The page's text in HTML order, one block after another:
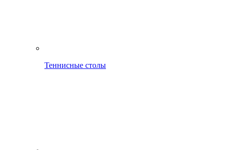
Теннисные столы